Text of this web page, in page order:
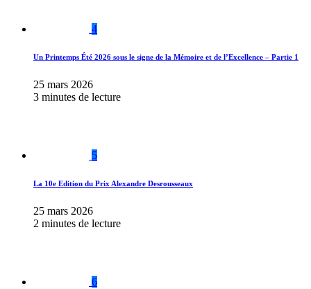
4
Un Printemps Été 2026 sous le signe de la Mémoire et de l’Excellence – Partie 1
25 mars 2026
3 minutes de lecture
5
La 10e Edition du Prix Alexandre Desrousseaux
25 mars 2026
2 minutes de lecture
6